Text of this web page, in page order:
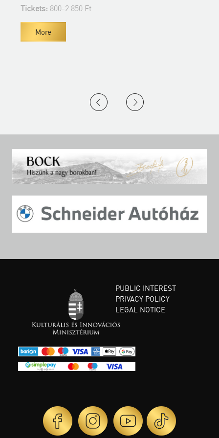
Tickets: 800-2 850 Ft
More
PUBLIC INTEREST
PRIVACY POLICY
LEGAL NOTICE